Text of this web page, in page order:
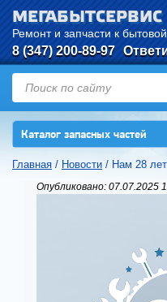
МЕГАБЫТСЕРВИС
Ремонт и запчасти к
8 (347) 200-89-97
Каталог запасных частей
Главная / Новости / Нам 28
Опубликовано: 07.07.2025